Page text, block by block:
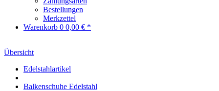
Bestellungen
Merkzettel
Warenkorb 0 0,00 € *
Übersicht
Edelstahlartikel
Balkenschuhe Edelstahl